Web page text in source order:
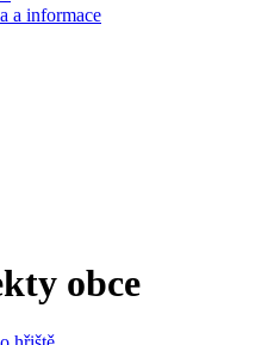
a informace
obce